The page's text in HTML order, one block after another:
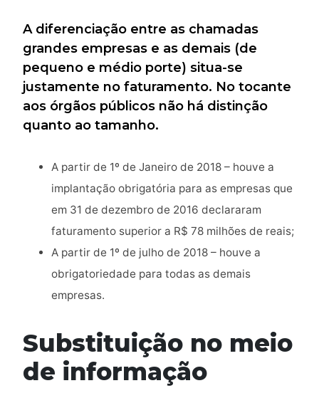
A diferenciação entre as chamadas
grandes empresas e as demais (de
pequeno e médio porte) situa-se
justamente no faturamento. No tocante
aos órgãos públicos não há distinção
quanto ao tamanho.
A partir de 1º de Janeiro de 2018 – houve a
implantação obrigatória para as empresas que
em 31 de dezembro de 2016 declararam
faturamento superior a R$ 78 milhões de reais;
A partir de 1º de julho de 2018 – houve a
obrigatoriedade para todas as demais
empresas.
Substituição no meio
de informação